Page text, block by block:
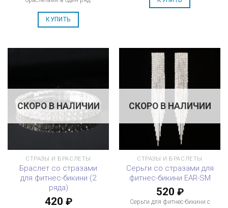
КУПИТЬ
СКОРО В НАЛИЧИИ
СТРАЗЫ И БРАСЛЕТЫ
Браслет со стразами
для фитнес-бикини (2
ряда)
420 ₽
СКОРО В НАЛИЧИИ
СТРАЗЫ И БРАСЛЕТЫ
Серьги со стразами для
фитнес-бикини EAR-SM
520 ₽
Серьги для фитнес-бикини с